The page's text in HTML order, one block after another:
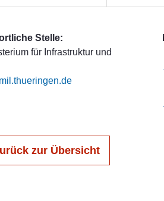
Stelle:
für Infrastruktur und
zur Übersicht